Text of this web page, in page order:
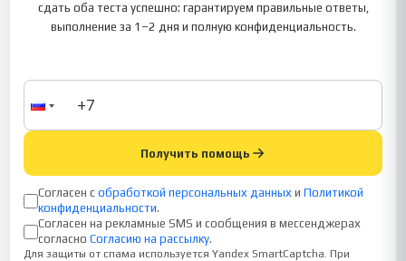
сдать оба теста успешно: гарантируем правильные ответы,
выполнение за 1–2 дня и полную конфиденциальность.
Получить помощь
Согласен с обработкой персональных данных и Политикой
конфиденциальности.
Согласен на рекламные SMS и сообщения в мессенджерах
согласно Согласию на рассылку.
Для защиты от спама используется Yandex SmartCaptcha. При